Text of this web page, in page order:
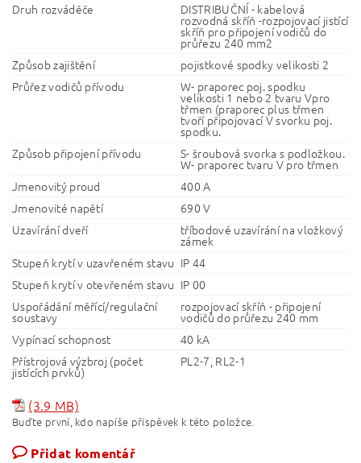
Druh rozváděče
DISTRIBUČNÍ - kabelová
rozvodná skříň -rozpojovací jistící
skříň pro připojení vodičů do
průřezu 240 mm2
Způsob zajištění
pojistkové spodky velikosti 2
Průřez vodičů přívodu
W- praporec poj. spodku
velikosti 1 nebo 2 tvaru Vpro
třmen (praporec plus třmen
tvoří připojovací V svorku poj.
spodku.
Způsob připojení přívodu
S- šroubová svorka s podložkou.
W- praporec tvaru V pro třmen
Jmenovitý proud
400 A
Jmenovité napětí
690 V
Uzavírání dveří
tříbodové uzavírání na vložkový
zámek
Stupeň krytí v uzavřeném stavu IP 44
Stupeň krytí v otevřeném stavu IP 00
Uspořádání měřící/regulační
soustavy
rozpojovací skříň - připojení
vodičů do průřezu 240 mm
Vypínací schopnost
40 kA
Přístrojová výzbroj (počet
jistících prvků)
PL2-7, RL2-1
(3.9 MB)
Buďte první, kdo napíše příspěvek k této položce.
Přidat komentář